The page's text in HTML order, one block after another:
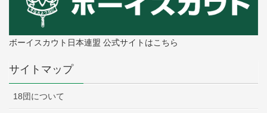
ボーイスカウト日本連盟 公式サイトはこちら
サイトマップ
18団について